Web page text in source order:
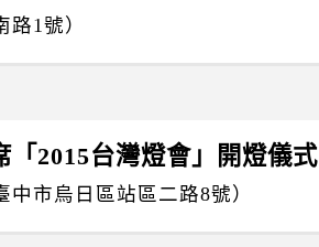
1號）
「2015台灣燈會」開燈儀式
市烏日區站區二路8號）